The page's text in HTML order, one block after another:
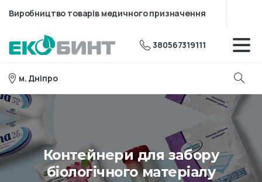
Виробництво товарів медичного призначення
380567319111
м. Дніпро
Контейнери для забору
біологічного матеріалу